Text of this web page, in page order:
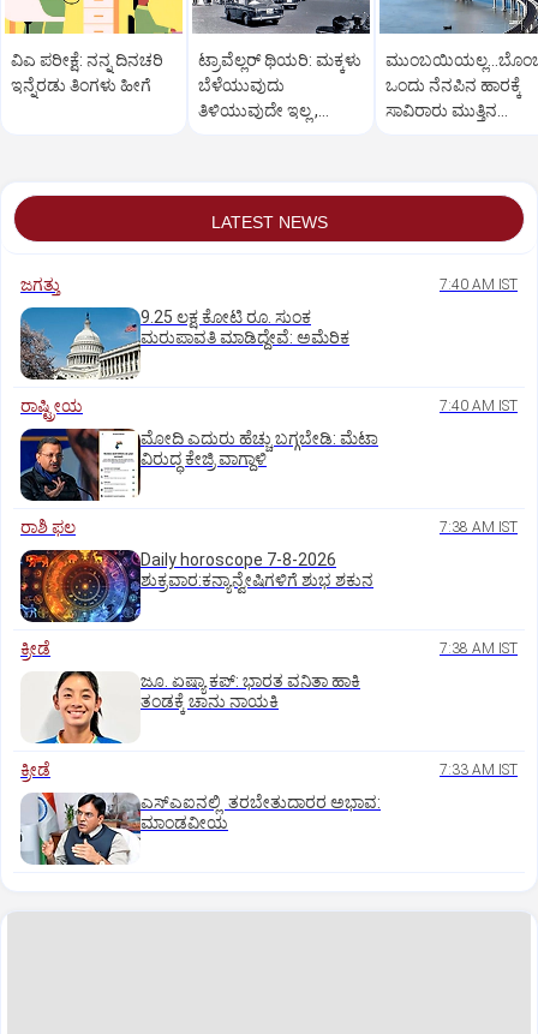
ವಿಎ ಪರೀಕ್ಷೆ: ನನ್ನ ದಿನಚರಿ
ಇನ್ನೆರಡು ತಿಂಗಳು ಹೀಗೆ
ಟ್ರಾವೆಲ್ಲರ್‌ ಥಿಯರಿ: ಮಕ್ಕಳು
ಬೆಳೆಯುವುದು
ತಿಳಿಯುವುದೇ ಇಲ್ಲ ,
ಒಂದು ನೆನಪಿನ ಹಾರಕ್ಕೆ
ಸಾವಿರಾರು ಮುತ್ತಿನ
LATEST NEWS
ಜಗತ್ತು 7:40 AM IST
9.25 ಲಕ್ಷ ಕೋಟಿ ರೂ. ಸುಂಕ
ಮರುಪಾವತಿ ಮಾಡಿದ್ದೇವೆ: ಅಮೆರಿಕ
ರಾಷ್ಟ್ರೀಯ 7:40 AM IST
ಮೋದಿ ಎದುರು ಹೆಚ್ಚು ಬಗ್ಗಬೇಡಿ: ಮೆಟಾ
ವಿರುದ್ಧ ಕೇಜ್ರಿ ವಾಗ್ದಾಳಿ
ರಾಶಿ ಫಲ 7:38 AM IST
Daily horoscope 7-8-2026
ಶುಕ್ರವಾರ:ಕನ್ಯಾನ್ವೇಷಿಗಳಿಗೆ ಶುಭ ಶಕುನ
ಕ್ರೀಡೆ 7:38 AM IST
ಜೂ. ಏಷ್ಯಾ ಕಪ್‌: ಭಾರತ ವನಿತಾ ಹಾಕಿ
ತಂಡಕ್ಕೆ ಚಾನು ನಾಯಕಿ
ಕ್ರೀಡೆ 7:33 AM IST
ಎಸ್‌ಎಐನಲ್ಲಿ ತರಬೇತುದಾರರ ಅಭಾವ:
ಮಾಂಡವೀಯ